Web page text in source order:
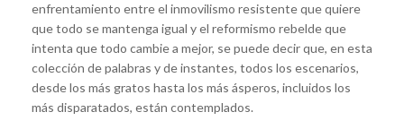
enfrentamiento entre el inmovilismo resistente que quiere
que todo se mantenga igual y el reformismo rebelde que
intenta que todo cambie a mejor, se puede decir que, en esta
colección de palabras y de instantes, todos los escenarios,
desde los más gratos hasta los más ásperos, incluidos los
más disparatados, están contemplados.